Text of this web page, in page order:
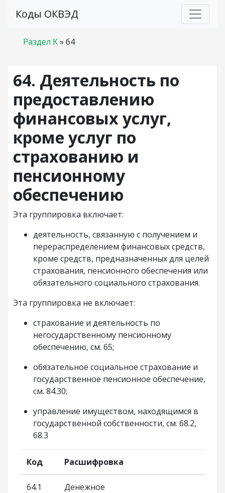
Коды ОКВЭД
Раздел K» 64
64. Деятельность по
предоставлению
финансовых услуг,
кроме услуг по
страхованию и
пенсионному
обеспечению
Эта группировка включает:
деятельность, связанную с получением и
перераспределением финансовых средств,
кроме средств, предназначенных для целей
страхования, пенсионного обеспечения или
обязательного социального страхования.
Эта группировка не включает:
страхование и деятельность по
негосударственному пенсионному
обеспечению, см. 65;
обязательное социальное страхование и
государственное пенсионное обеспечение,
см. 84.30;
управление имуществом, находящимся в
государственной собственности, см. 68.2,
68.3
Код Расшифровка
64.1
Денежное